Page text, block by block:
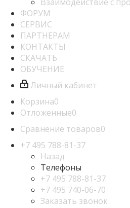
Взаимодействие с
ФОРУМ
СЕРВИС
ПАРТНЕРАМ
КОНТАКТЫ
СКАЧАТЬ
ОБУЧЕНИЕ
Личный кабинет
Корзина0
Отложенные0
Сравнение товаров0
+7 495 788-81-37
Назад
Телефоны
+7 495 788-81-37
+7 495 740-06-70
Заказать звонок